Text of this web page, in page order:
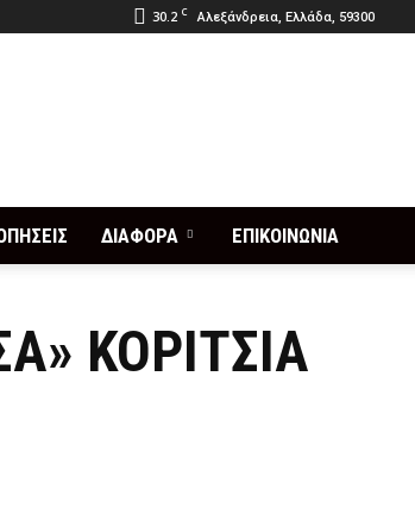
30.2 C Αλεξάνδρεια, Ελλάδα, 59300
ΔΙΑΦΟΡΑ ΕΠΙΚΟΙΝΩΝΙΑ
ΚΟΡΙΤΣΙΑ